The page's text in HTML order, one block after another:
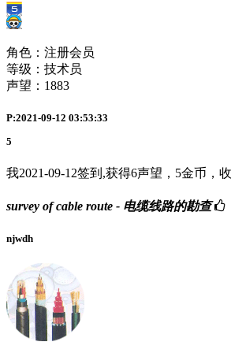
角色：注册会员
等级：技术员
声望： 1883
P:2021-09-12 03:53:33
5
我2021-09-12签到,获得6声望，5金币，
survey of cable route - 电缆线路的勘查
njwdh